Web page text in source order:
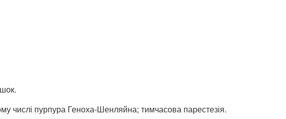
числі пурпура Геноха-Шенляйна; тимчасова парестезія.